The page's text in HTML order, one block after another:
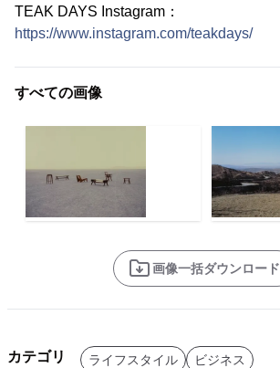
TEAK DAYS Instagram：
https://www.instagram.com/teakdays/
すべての画像
画像一括ダウンロード
カテゴリ ライフスタイル ビジネス